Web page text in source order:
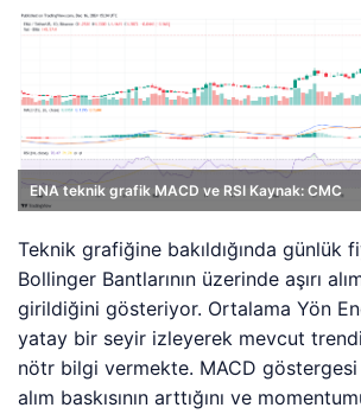
ENA teknik grafik MACD ve RSI Kaynak: CMC
Teknik grafiğine bakıldığında günlük
Bollinger Bantlarının üzerinde aşırı
girildiğini gösteriyor. Ortalama Yön
yatay bir seyir izleyerek mevcut
nötr bilgi vermekte. MACD
alım baskısının arttığını ve